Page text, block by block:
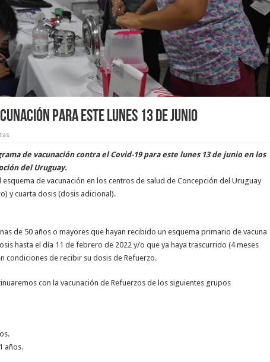
para este lunes 13 de junio
de vacunación contra el Covid-19 para este lunes 13 de junio en los
del Uruguay.
de vacunación en los centros de salud de Concepción del Uruguay
y cuarta dosis (dosis adicional).
de 50 años o mayores que hayan recibido un esquema primario de vacuna
hasta el día 11 de febrero de 2022 y/o que ya haya trascurrido (4 meses
condiciones de recibir su dosis de Refuerzo.
con la vacunación de Refuerzos de los siguientes grupos
años.